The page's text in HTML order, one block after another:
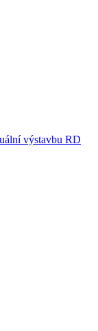
výstavbu RD